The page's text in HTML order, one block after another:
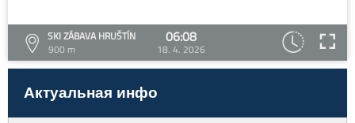
SKI ZÁBAVA HRUŠTÍN
900 m
06:08
18. 4. 2026
Актуальная инфо